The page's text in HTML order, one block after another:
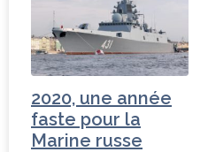
2020, une année
faste pour la
Marine russe